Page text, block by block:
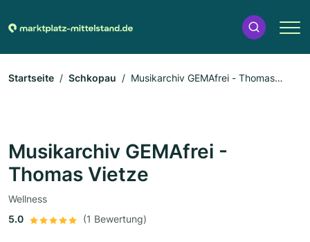
Startseite Schkopau
Musikarchiv GEMAfrei - Thomas
Musikarchiv GEMAfrei -
Thomas Vietze
Wellness
5.0
(1 Bewertung)